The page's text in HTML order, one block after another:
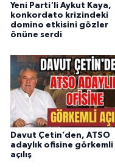
Yeni Parti'li Aykut Kaya,
konkordato krizindeki
domino etkisini gözler
önüne serdi
Davut Çetin’den, ATSO
adaylık ofisine görkemli
açılış